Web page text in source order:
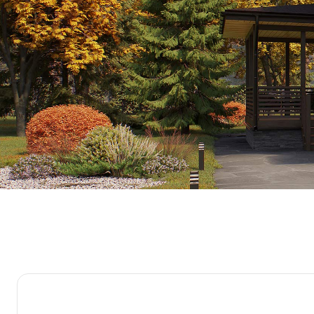
3,5х6 м
3х4 м
Профиль
Выйти
ЗАДАТЬ ВОПРОС